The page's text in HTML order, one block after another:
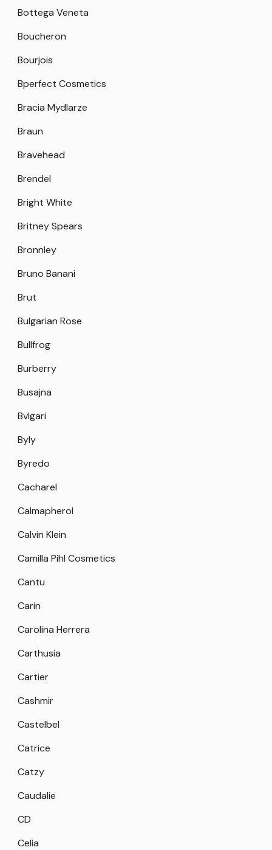
Bottega Veneta
Boucheron
Bourjois
Bperfect Cosmetics
Bracia Mydlarze
Braun
Bravehead
Brendel
Bright White
Britney Spears
Bronnley
Bruno Banani
Brut
Bulgarian Rose
Bullfrog
Burberry
Busajna
Bvlgari
Byly
Byredo
Cacharel
Calmapherol
Calvin Klein
Camilla Pihl Cosmetics
Cantu
Carin
Carolina Herrera
Carthusia
Cartier
Cashmir
Castelbel
Catrice
Catzy
Caudalie
CD
Celia